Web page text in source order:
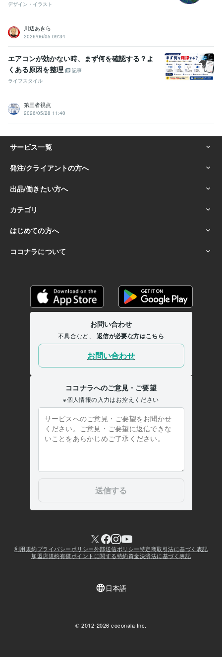
デザイン・イラスト
川辺あきら
2026/06/05 09:34
エアコンが効かない時、まず何を確認する？よ
くある原因を整理
記事
ライフスタイル
第三者視点
2026/05/28 11:40